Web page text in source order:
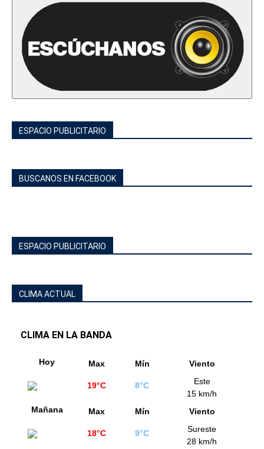
ESPACIO PUBLICITARIO
BUSCANOS EN FACEBOOK
ESPACIO PUBLICITARIO
CLIMA ACTUAL
CLIMA EN LA BANDA
Hoy Max Mín Viento
19°C 8°C
Este
15 km/h
Mañana
Max Mín Viento
18°C 9°C
Sureste
28 km/h